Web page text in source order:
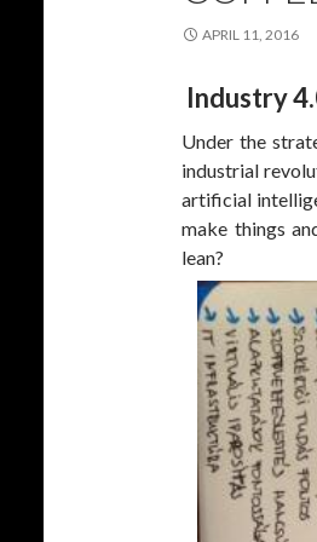
APRIL 11, 2016
Industry
Under the
industrial
artificial
make things
lean?